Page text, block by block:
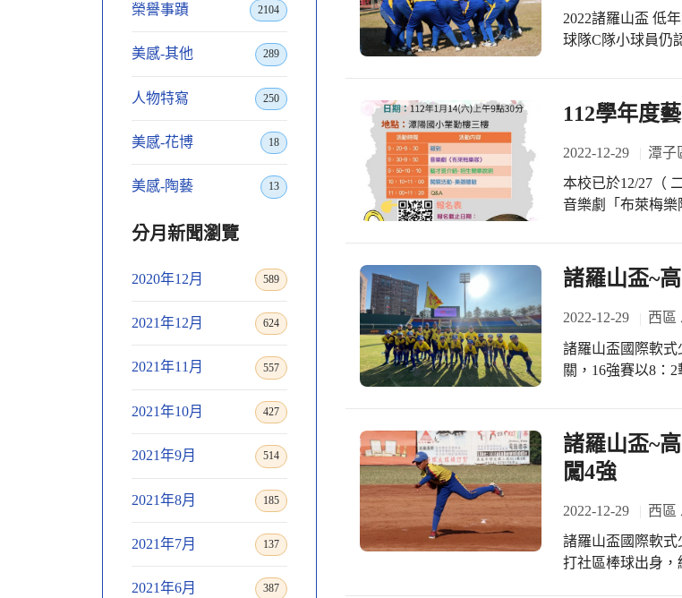
榮譽事蹟 2104
美感-其他 289
人物特寫 250
美感-花博 18
美感-陶藝 13
分月新聞瀏覽
2020年12月 589
2021年12月 624
2021年11月 557
2021年10月 427
2021年9月 514
2021年8月 185
2021年7月 137
2021年6月 387
2022諸羅山盃 低年級組 八強決賽 賽前就知
球隊C隊小球員仍
孝C 0 : 7 台北東園。 雖然在本次賽事止步八強，但已創下忠孝低年級組的最佳成
績。 小球員們仍
績。 忠孝小球員
112學年度
2022-12-29 潭子
本校已於12/27（
音樂劇「布萊梅樂
有豐富多元課程學
入潭陽溫馨的藝才班園地 GO ！GO ！ GO ！ 大家一起來
辛苦製作精美的
諸羅山盃~
2022-12-29 西區
諸羅山盃國際軟
關，16強賽以8：
躬交手，開局田
誤，2出局後，忠
回2分，不過未再
勢，葉壘、羅宇
局進帳4分奠定勝
分，合力守住勝利
賽，但可以說是少
諸羅山盃~
闖4強
2022-12-29 西區
諸羅山盃國際軟
打社區棒球出身